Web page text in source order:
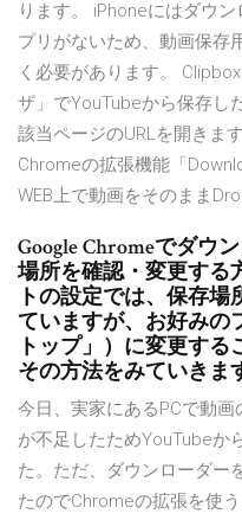
ります。 iPhoneにはダウ
プリがないため、動画保存
く必要があります。
ザ」でYouTubeから保存し
該当ページのURLを開きま
Chromeの拡張機能「
WEB上で動画をそのまま
Google Chromeでダウ
場所を確認・変更する
トの設定では、保存
ていますが、お好みの
トップ」）に変更す
その方法をみていきま
今日、実家にあるPCで動
が不足したためYouTubeか
た。ただ、ダウンローダー
たのでChromeの拡張を使